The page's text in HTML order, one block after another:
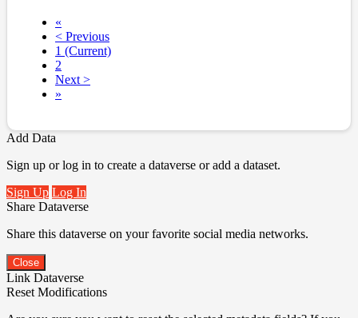
«
< Previous
1 (Current)
2
Next >
»
Add Data
Sign up or log in to create a dataverse or add a dataset.
Sign Up Log In
Share Dataverse
Share this dataverse on your favorite social media networks.
Close
Link Dataverse
Reset Modifications